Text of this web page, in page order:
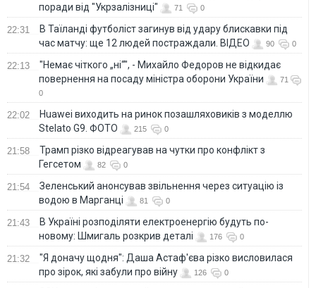
поради від "Укрзалізниці"
71 0
22:31
В Таїланді футболіст загинув від удару блискавки під
час матчу: ще 12 людей постраждали. ВІДЕО
90 0
22:13
"Немає чіткого „ні“", - Михайло Федоров не відкидає
повернення на посаду міністра оборони України
71
0
22:02
Huawei виходить на ринок позашляховиків з моделлю
Stelato G9. ФОТО
215 0
21:58
Трамп різко відреагував на чутки про конфлікт з
Гегсетом
82 0
21:54
Зеленський анонсував звільнення через ситуацію із
водою в Марганці
81 0
21:43
В Україні розподіляти електроенергію будуть по-
новому: Шмигаль розкрив деталі
176 0
21:32
"Я доначу щодня": Даша Астаф'єва різко висловилася
про зірок, які забули про війну
126 0